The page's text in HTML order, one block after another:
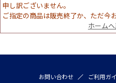
申し訳ございません。
ご指定の商品は販売終了か、ただ今
ホーム
お問い合わせ ご利用ガ